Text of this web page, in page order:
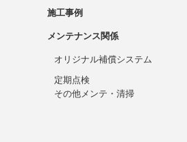
施工事例
メンテナンス関係
オリジナル補償システム
定期点検
その他メンテ・清掃